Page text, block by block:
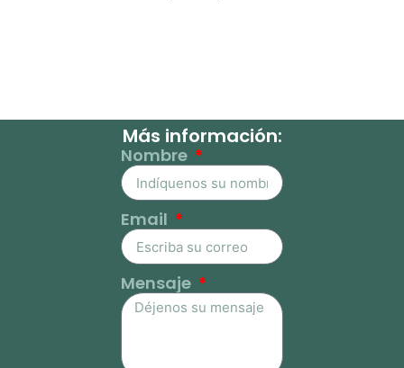
Más información:
Nombre
Email
Mensaje